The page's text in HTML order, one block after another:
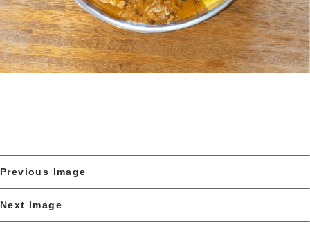
Previous Image
Next Image